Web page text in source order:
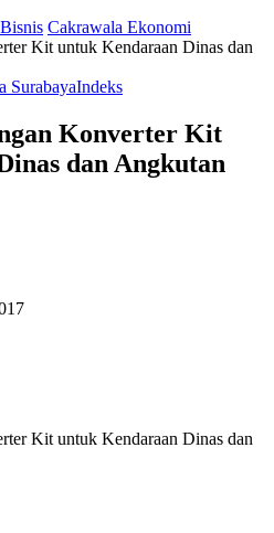
Cakrawala Ekonomi
Kit untuk Kendaraan Dinas dan
SurabayaIndeks
Konverter Kit
dan Angkutan
Kit untuk Kendaraan Dinas dan